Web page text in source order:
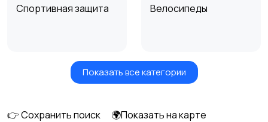
Спортивная защита Велосипеды
Самокаты и
Показать все категории
👉 Сохранить поиск
🌍Показать на карте